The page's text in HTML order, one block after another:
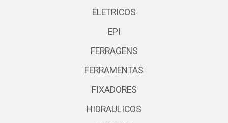
ELETRICOS
EPI
FERRAGENS
FERRAMENTAS
FIXADORES
HIDRAULICOS